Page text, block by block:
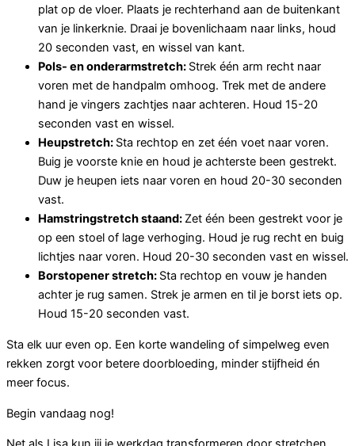
plat op de vloer. Plaats je rechterhand aan de buitenkant
van je linkerknie. Draai je bovenlichaam naar links, houd
20 seconden vast, en wissel van kant.
Pols- en onderarmstretch: Strek één arm recht naar
voren met de handpalm omhoog. Trek met de andere
hand je vingers zachtjes naar achteren. Houd 15-20
seconden vast en wissel.
Heupstretch: Sta rechtop en zet één voet naar voren.
Buig je voorste knie en houd je achterste been gestrekt.
Duw je heupen iets naar voren en houd 20-30 seconden
vast.
Hamstringstretch staand: Zet één been gestrekt voor je
op een stoel of lage verhoging. Houd je rug recht en buig
lichtjes naar voren. Houd 20-30 seconden vast en wissel.
Borstopener stretch: Sta rechtop en vouw je handen
achter je rug samen. Strek je armen en til je borst iets op.
Houd 15-20 seconden vast.
Sta elk uur even op. Een korte wandeling of simpelweg even
rekken zorgt voor betere doorbloeding, minder stijfheid én
meer focus.
Begin vandaag nog!